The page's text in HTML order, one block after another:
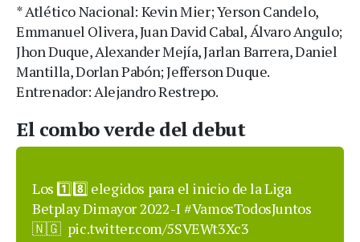
* Atlético Nacional: Kevin Mier; Yerson Candelo,
Emmanuel Olivera, Juan David Cabal, Álvaro Angulo;
Jhon Duque, Alexander Mejía, Jarlan Barrera, Daniel
Mantilla, Dorlan Pabón; Jefferson Duque.
Entrenador: Alejandro Restrepo.
El combo verde del debut
Los 1️⃣8️⃣ elegidos para el inicio de la Liga
Betplay Dimayor 2022-I #VamosTodosJuntos
🇳🇬 pic.twitter.com/5SVEWt3Xc3